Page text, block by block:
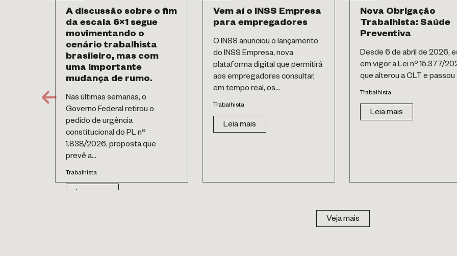
A discussão sobre o fim
da escala 6×1 segue
movimentando o
cenário trabalhista
brasileiro, mas com
uma importante
mudança de rumo.
Nas últimas semanas, o
Governo Federal retirou o
pedido de urgência
constitucional do PL nº
1.838/2026, proposta que
prevê a...
Trabalhista
Vem aí o INSS Empresa
para empregadores
O INSS anunciou o lançamento
do INSS Empresa, nova
plataforma digital que permitirá
aos empregadores consultar,
em tempo real, os...
Trabalhista
Leia mais
Nova Obrigação
Trabalhista: Saúde
Preventiva
Desde 6 de abril de 2026,
em vigor a Lei nº 15.377/
que alterou a CLT e passou
Trabalhista
Leia mais
Veja mais